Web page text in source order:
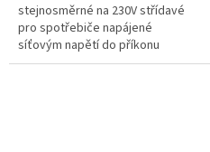
stejnosměrné na 230V střídavé
pro spotřebiče napájené
síťovým napětí do příkonu
1000W.